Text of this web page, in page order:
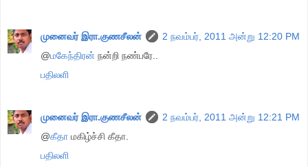
முனைவர் இரா.குணசீலன்
2 நவம்பர், 2011 அன்று 12:20 PM
@மகேந்திரன் நன்றி நண்பரே..
பதிலளி
முனைவர் இரா.குணசீலன்
2 நவம்பர், 2011 அன்று 12:21 PM
@கீதா மகிழ்ச்சி கீதா.
பதிலளி